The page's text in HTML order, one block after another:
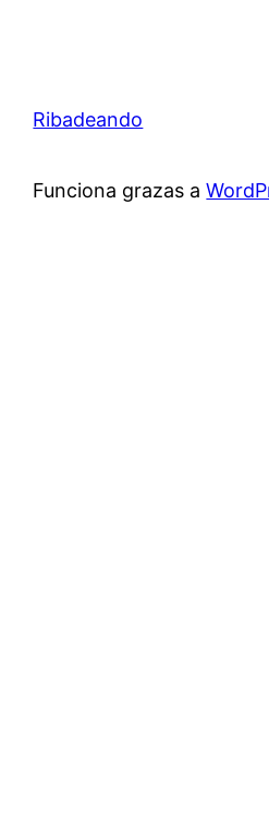
Ribadeando
Funciona grazas a